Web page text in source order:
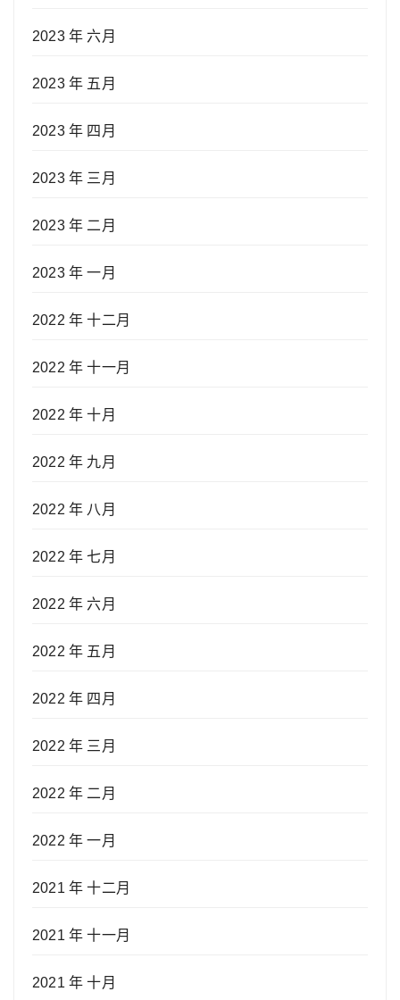
2023 年 六月
2023 年 五月
2023 年 四月
2023 年 三月
2023 年 二月
2023 年 一月
2022 年 十二月
2022 年 十一月
2022 年 十月
2022 年 九月
2022 年 八月
2022 年 七月
2022 年 六月
2022 年 五月
2022 年 四月
2022 年 三月
2022 年 二月
2022 年 一月
2021 年 十二月
2021 年 十一月
2021 年 十月